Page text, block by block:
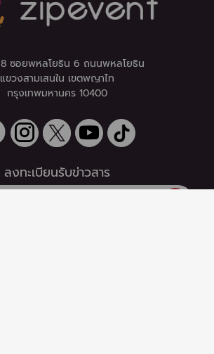
ซอยพหลโยธิน 6 ถนนพหลโยธิน
แขวงสามเสนใน เขตพญาไท
กรุงเทพมหานคร 10400
ลงทะเบียนรับข่าวสาร